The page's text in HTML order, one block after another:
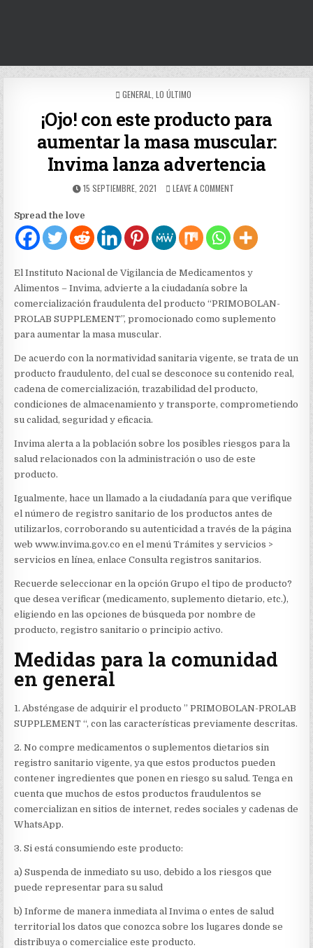
POSTED
GENERAL LO ÚLTIMO
¡Ojo! con este producto para
aumentar la masa muscular:
Invima lanza advertencia
PUBLISHED
15 SEPTIEMBRE, 2021 LEAVE A COMMENTON
ESTE
PRODUCTO
PARA
LA
MASA
MUSCULAR:
INVIMA
LANZA
Spread the love
El Instituto Nacional de Vigilancia de Medicamentos y
Alimentos – Invima, advierte a la ciudadanía sobre la
comercialización fraudulenta del producto “PRIMOBOLAN-
PROLAB SUPPLEMENT”, promocionado como suplemento
para aumentar la masa muscular.
De acuerdo con la normatividad sanitaria vigente, se trata de un
producto fraudulento, del cual se desconoce su contenido real,
cadena de comercialización, trazabilidad del producto,
condiciones de almacenamiento y transporte, comprometiendo
su calidad, seguridad y eficacia.
Invima alerta a la población sobre los posibles riesgos para la
salud relacionados con la administración o uso de este
producto.
Igualmente, hace un llamado a la ciudadanía para que verifique
el número de registro sanitario de los productos antes de
utilizarlos, corroborando su autenticidad a través de la página
web www.invima.gov.co en el menú Trámites y servicios >
servicios en línea, enlace Consulta registros sanitarios.
Recuerde seleccionar en la opción Grupo el tipo de producto?
que desea verificar (medicamento, suplemento dietario, etc.),
eligiendo en las opciones de búsqueda por nombre de
producto, registro sanitario o principio activo.
Medidas para la comunidad
en general
1. Absténgase de adquirir el producto ” PRIMOBOLAN-PROLAB
SUPPLEMENT “, con las características previamente descritas.
2. No compre medicamentos o suplementos dietarios sin
registro sanitario vigente, ya que estos productos pueden
contener ingredientes que ponen en riesgo su salud. Tenga en
cuenta que muchos de estos productos fraudulentos se
comercializan en sitios de internet, redes sociales y cadenas de
WhatsApp.
3. Si está consumiendo este producto:
a) Suspenda de inmediato su uso, debido a los riesgos que
puede representar para su salud
b) Informe de manera inmediata al Invima o entes de salud
territorial los datos que conozca sobre los lugares donde se
distribuya o comercialice este producto.